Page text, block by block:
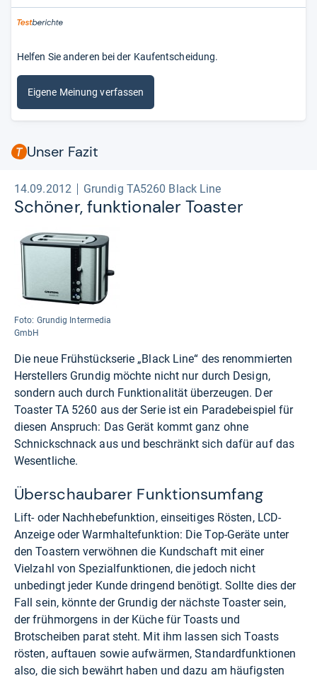
Helfen Sie anderen bei der Kaufentscheidung.
Eigene Meinung verfassen
Unser Fazit
14.09.2012 Grundig TA5260 Black Line
Schö­ner, funk­tio­na­ler Toas­ter
Foto: Grundig Intermedia
GmbH
Die neue Frühstückserie „Black Line“ des renommierten
Herstellers Grundig möchte nicht nur durch Design,
sondern auch durch Funktionalität überzeugen. Der
Toaster TA 5260 aus der Serie ist ein Paradebeispiel für
diesen Anspruch: Das Gerät kommt ganz ohne
Schnickschnack aus und beschränkt sich dafür auf das
Wesentliche.
Überschaubarer Funktionsumfang
Lift- oder Nachhebefunktion, einseitiges Rösten, LCD-
Anzeige oder Warmhaltefunktion: Die Top-Geräte unter
den Toastern verwöhnen die Kundschaft mit einer
Vielzahl von Spezialfunktionen, die jedoch nicht
unbedingt jeder Kunde dringend benötigt. Sollte dies der
Fall sein, könnte der Grundig der nächste Toaster sein,
der frühmorgens in der Küche für Toasts und
Brotscheiben parat steht. Mit ihm lassen sich Toasts
rösten, auftauen sowie aufwärmen, Standardfunktionen
also, die sich bewährt haben und dazu am häufigsten